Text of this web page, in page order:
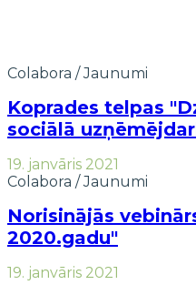
Colabora /Jaunumi
Koprades telpas
sociālā
19. janvāris 2021
Colabora /Jaunumi
Norisinājās
2020.gadu"
19. janvāris 2021